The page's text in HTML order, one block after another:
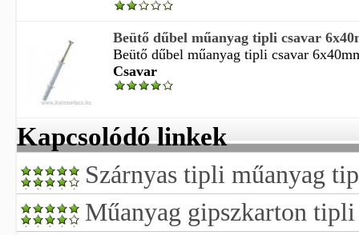
Beütő dűbel műanyag tipli csavar
Beütő dűbel műanyag tipli csavar
Csavar
Kapcsolódó linkek
Szárnyas tipli műanyag
Műanyag gipszkarton tipli